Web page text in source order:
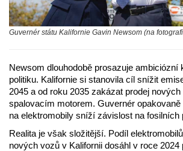
Guvernér státu Kalifornie Gavin Newsom (na
Newsom dlouhodobě prosazuje ambiciózní
politiku. Kalifornie si stanovila cíl snížit
2045 a od roku 2035 zakázat prodej
spalovacím motorem. Guvernér
na elektromobily sníží závislost na fosilních
Realita je však složitější. Podíl
nových vozů v Kalifornii dosáhl v roce 2024